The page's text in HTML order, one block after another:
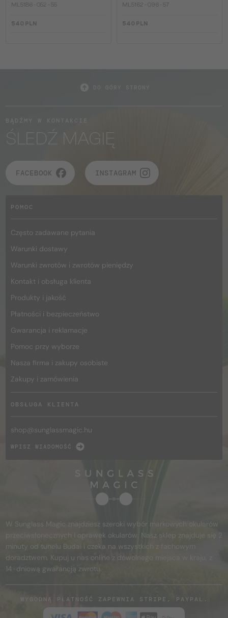
ML5186 - 052 - 55
540 PLN
ML5162 - 096 - 57
540 PLN
ŚLEDŹ MAGIĘ
FACEBOOK INSTAGRAM
POMOC
Często zadawane pytania
Warunki dostawy
Warunki zwrotów i zwrotów pieniędzy
Kontakt i obsługa klienta
Produkty i jakość
Płatności i bezpieczeństwo
Gwarancja i reklamacje
Pomoc przy wyborze
Nasza firma i zakupy osobiste
Zakupy i zamówienia
OBSŁUGA KLIENTA
shop@sunglassmagic.hu
WPISZ WIADOMOŚĆ
W Sunglass Magic znajdziesz szeroki wybór markowych okularów
przeciwsłonecznych i oprawek okularów. Nasz sklep znajduje się 2
minuty od tunelu Budai i czeka na wszystkich z fachowym
doradztwem. Kupuj u nas online z dowolnego miejsca w kraju, z
14-dniową gwarancją zwrotu.
WYGODNĄ PŁATNOŚĆ ZAPEWNIA STRIPE, PAYPAL.